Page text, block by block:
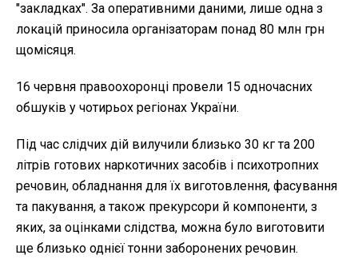
"закладках". За оперативними даними, лише одна з
локацій приносила організаторам понад 80 млн грн
щомісяця.
16 червня правоохоронці провели 15 одночасних
обшуків у чотирьох регіонах України.
Під час слідчих дій вилучили близько 30 кг та 200
літрів готових наркотичних засобів і психотропних
речовин, обладнання для їх виготовлення, фасування
та пакування, а також прекурсори й компоненти, з
яких, за оцінками слідства, можна було виготовити
ще близько однієї тонни заборонених речовин.